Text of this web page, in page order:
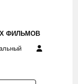
ФИЛЬМОВ